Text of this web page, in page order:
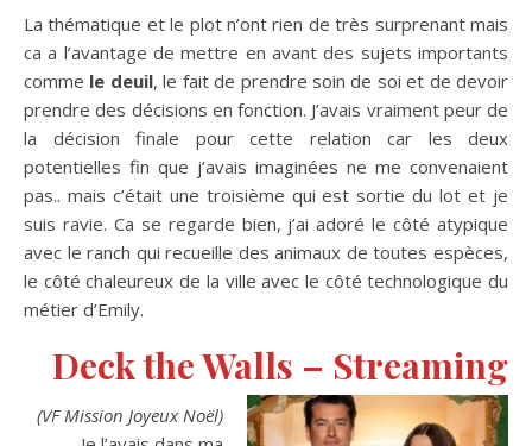
La thématique et le plot n’ont rien de très surprenant mais
ca a l’avantage de mettre en avant des sujets importants
comme le deuil, le fait de prendre soin de soi et de devoir
prendre des décisions en fonction. J’avais vraiment peur de
la décision finale pour cette relation car les deux
potentielles fin que j’avais imaginées ne me convenaient
pas.. mais c’était une troisième qui est sortie du lot et je
suis ravie. Ca se regarde bien, j’ai adoré le côté atypique
avec le ranch qui recueille des animaux de toutes espèces,
le côté chaleureux de la ville avec le côté technologique du
métier d’Emily.
Deck the Walls – Streaming
(VF Mission Joyeux Noël)